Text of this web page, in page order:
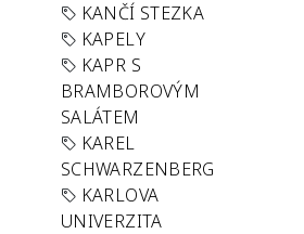
KANČÍ STEZKA
KAPELY
KAPR S
BRAMBOROVÝM
SALÁTEM
KAREL
SCHWARZENBERG
KARLOVA
UNIVERZITA